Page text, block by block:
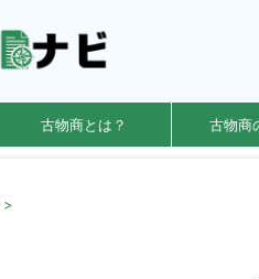
古物商とは？ 古物商
>